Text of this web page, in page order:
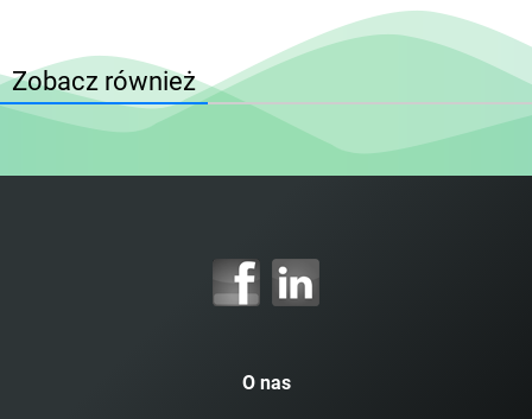
Zobacz również
O nas